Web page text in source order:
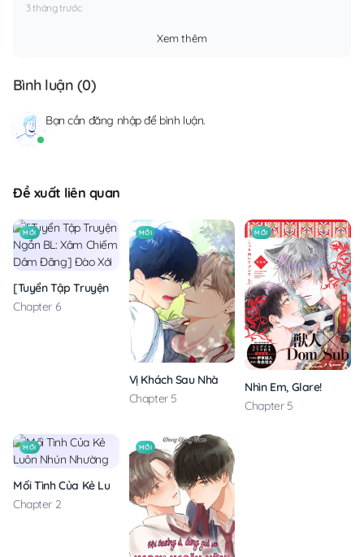
3 tháng trước
Xem thêm
Bình luận (0)
Bạn cần đăng nhậpđể bình luận.
Đề xuất liên quan
MỚI
[Tuyển Tập Truyện Ngắn BL: Xâm Chiếm Dâm Đãng] Đào Xới
Chapter 6
MỚI
Vị Khách Sau Nhà
Chapter 5
MỚI
Nhìn Em, Glare!
Chapter 5
MỚI
Mối Tình Của Kẻ Luôn Nhún Nhường
Chapter 2
MỚI